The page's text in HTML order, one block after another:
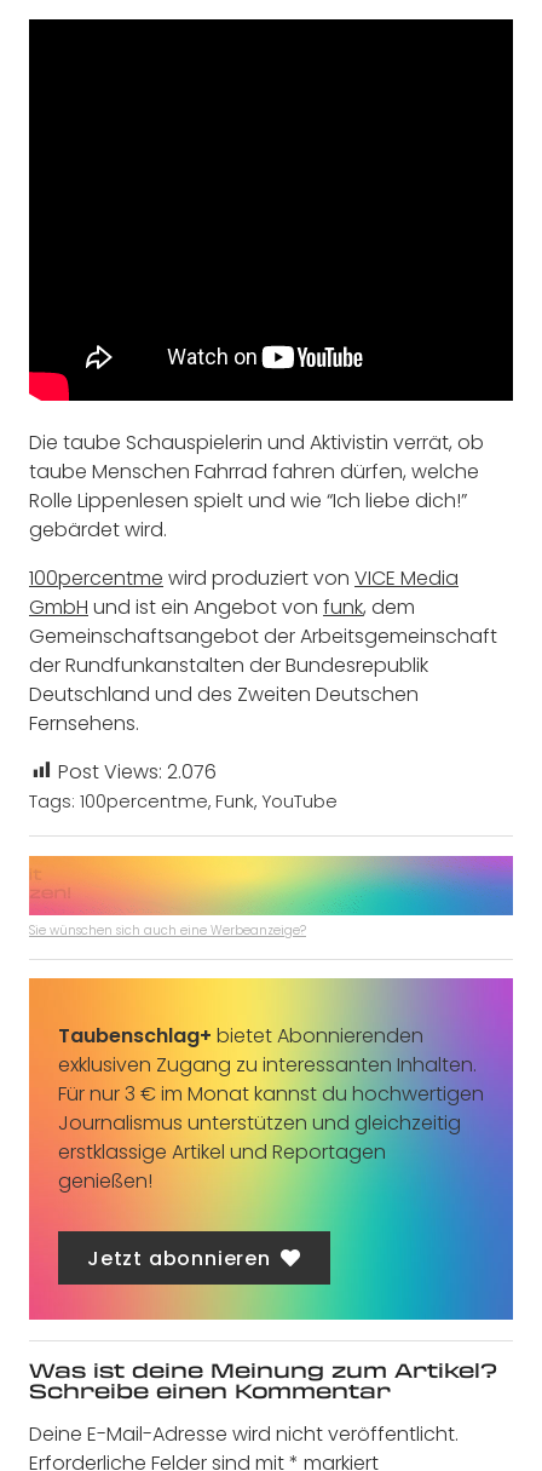
Die taube Schauspielerin und Aktivistin verrät, ob
taube Menschen Fahrrad fahren dürfen, welche
Rolle Lippenlesen spielt und wie “Ich liebe dich!”
gebärdet wird.
100percentme wird produziert von VICE Media
GmbH und ist ein Angebot von funk, dem
Gemeinschaftsangebot der Arbeitsgemeinschaft
der Rundfunkanstalten der Bundesrepublik
Deutschland und des Zweiten Deutschen
Fernsehens.
Post Views: 2.076
Tags: 100percentme, Funk, YouTube
Sie wünschen sich auch eine Werbeanzeige?
Taubenschlag+ bietet Abonnierenden
exklusiven Zugang zu interessanten Inhalten.
Für nur 3 € im Monat kannst du hochwertigen
Journalismus unterstützen und gleichzeitig
erstklassige Artikel und Reportagen
genießen!
Jetzt abonnieren
Was ist deine Meinung zum Artikel?
Schreibe einen Kommentar
Deine E-Mail-Adresse wird nicht veröffentlicht.
Erforderliche Felder sind mit* markiert